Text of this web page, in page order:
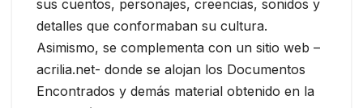
sus cuentos, personajes, creencias, sonidos y
detalles que conformaban su cultura.
Asimismo, se complementa con un sitio web –
acrilia.net- donde se alojan los Documentos
Encontrados y demás material obtenido en la